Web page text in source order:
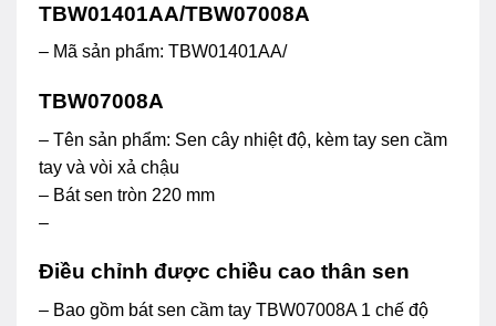
TBW01401AA/TBW07008A
– Mã sản phẩm: TBW01401AA/
TBW07008A
– Tên sản phẩm: Sen cây nhiệt độ, kèm tay sen cầm
tay và vòi xả chậu
– Bát sen tròn 220 mm
–
Điều chỉnh được chiều cao thân sen
– Bao gồm bát sen cầm tay TBW07008A 1 chế độ